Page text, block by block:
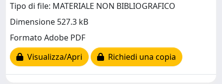
Tipo di file: MATERIALE NON BIBLIOGRAFICO
Dimensione 527.3 kB
Formato Adobe PDF
Visualizza/Apri
Richiedi una copia